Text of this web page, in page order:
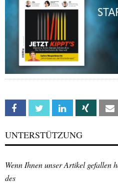
Facebook Twitter Linkedin Xing
UNTERSTÜTZUNG
Wenn Ihnen unser Artikel gefallen
des